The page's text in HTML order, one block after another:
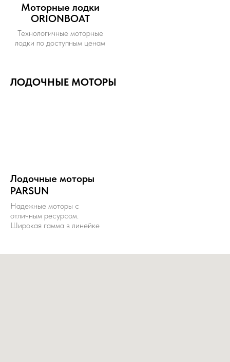
Моторные лодки
ORIONBOAT
Технологичные моторные
лодки по доступным ценам
ЛОДОЧНЫЕ МОТОРЫ
Лодочные моторы
PARSUN
Надежные моторы с
отличным ресурсом.
Широкая гамма в линейке